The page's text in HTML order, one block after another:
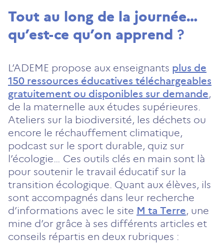
Tout au long de la journée…
qu’est-ce qu’on apprend ?
L’ADEME propose aux enseignants plus de
150 ressources éducatives téléchargeables
gratuitement ou disponibles sur demande,
de la maternelle aux études supérieures.
Ateliers sur la biodiversité, les déchets ou
encore le réchauffement climatique,
podcast sur le sport durable, quiz sur
l’écologie… Ces outils clés en main sont là
pour soutenir le travail éducatif sur la
transition écologique. Quant aux élèves, ils
sont accompagnés dans leur recherche
d’informations avec le site M ta Terre, une
mine d’or grâce à ses différents articles et
conseils répartis en deux rubriques :